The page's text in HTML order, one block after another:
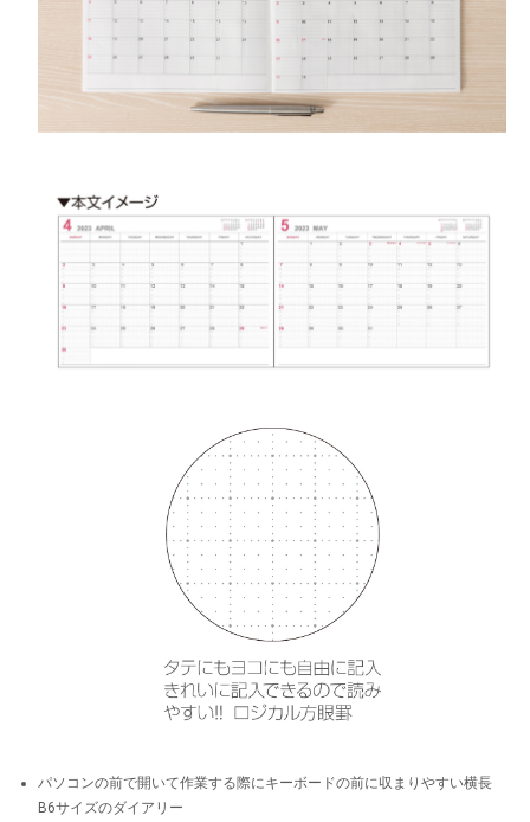
パソコンの前で開いて作業する際にキーボードの前に収まりやすい横長
B6サイズのダイアリー